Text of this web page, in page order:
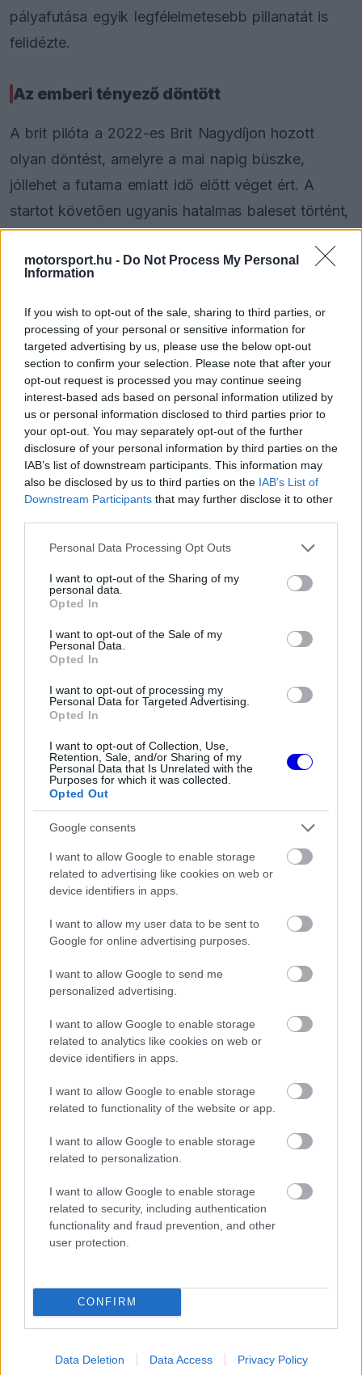
motorsport.hu - Do Not Process My Personal
Information
If you wish to opt-out of the sale, sharing to third parties, or
processing of your personal or sensitive information for
targeted advertising by us, please use the below opt-out
section to confirm your selection. Please note that after your
opt-out request is processed you may continue seeing
interest-based ads based on personal information utilized by
us or personal information disclosed to third parties prior to
your opt-out. You may separately opt-out of the further
disclosure of your personal information by third parties on the
IAB’s list of downstream participants. This information may
also be disclosed by us to third parties on the IAB’s List of
Downstream Participants that may further disclose it to other
Please note that this website/app uses one or more Google
not limited to your visit or usage behaviour. You may click to
grant or deny consent to Google and its third-party tags to
use your data for below specified purposes in below Google
consent section.
Personal Data Processing Opt Outs
I want to opt-out of the Sharing of my
personal data.
Opted In
I want to opt-out of the Sale of my
Personal Data.
Opted In
I want to opt-out of processing my
Personal Data for Targeted Advertising.
Opted In
I want to opt-out of Collection, Use,
Retention, Sale, and/or Sharing of my
Personal Data that Is Unrelated with the
Purposes for which it was collected.
Opted Out
Google consents
I want to allow Google to enable storage
related to advertising like cookies on web or
device identifiers in apps.
I want to allow my user data to be sent to
Google for online advertising purposes.
I want to allow Google to send me
personalized advertising.
I want to allow Google to enable storage
related to analytics like cookies on web or
device identifiers in apps.
I want to allow Google to enable storage
related to functionality of the website or app.
I want to allow Google to enable storage
related to personalization.
I want to allow Google to enable storage
related to security, including authentication
functionality and fraud prevention, and other
user protection.
CONFIRM
Data Deletion Data Access Privacy Policy
pályafutása egyik legfélelmetesebb pillanatát is
felidézte.
Az emberi tényező döntött
A brit pilóta a 2022-es Brit Nagydíjon hozott
olyan döntést, amelyre a mai napig büszke,
jóllehet a futama emiatt idő előtt véget ért. A
startot követően ugyanis hatalmas baleset történt,
a kavicságyon átcsúszva a gumifalat is átugrotta.
Video
Player
is
loading.
This
is
a
modal
window.
The media could not be loaded, either because
the server or network failed or because the format
is not supported.
Russell azonnal észlelte a bajt, majd saját sérült
Mercedesét leparkolva a kínai versenyző
segítségére sietett. A brit pilóta szerint abban a
pillanatban háttérbe szorult a versenyzői énje, a
Minden lapját egyetlen pilótára
teheti fel a Ferrari
FORMA-1
Nagy bejelentést tett George
Russell a nyári szünetben
A Ferrari keresztbe tehet a Red
„Láttam, hogy a gumifal mögé szorult, a
versenyzői ösztönöm pedig azt súgta, hogy
mennem kell tovább. Ekkor azonban felszínre tört
az emberi oldalam, így kipattantam az autóból” –
emlékezett vissza a történtekre a Formula1.com-
nak nyilatkozva.
Elképzelni sem tudtam, mit érezhetett odabent, én
pedig pontosan tudtam, mit kell tennem” – tette
megmozdulása hatalmas elismerést váltott ki a